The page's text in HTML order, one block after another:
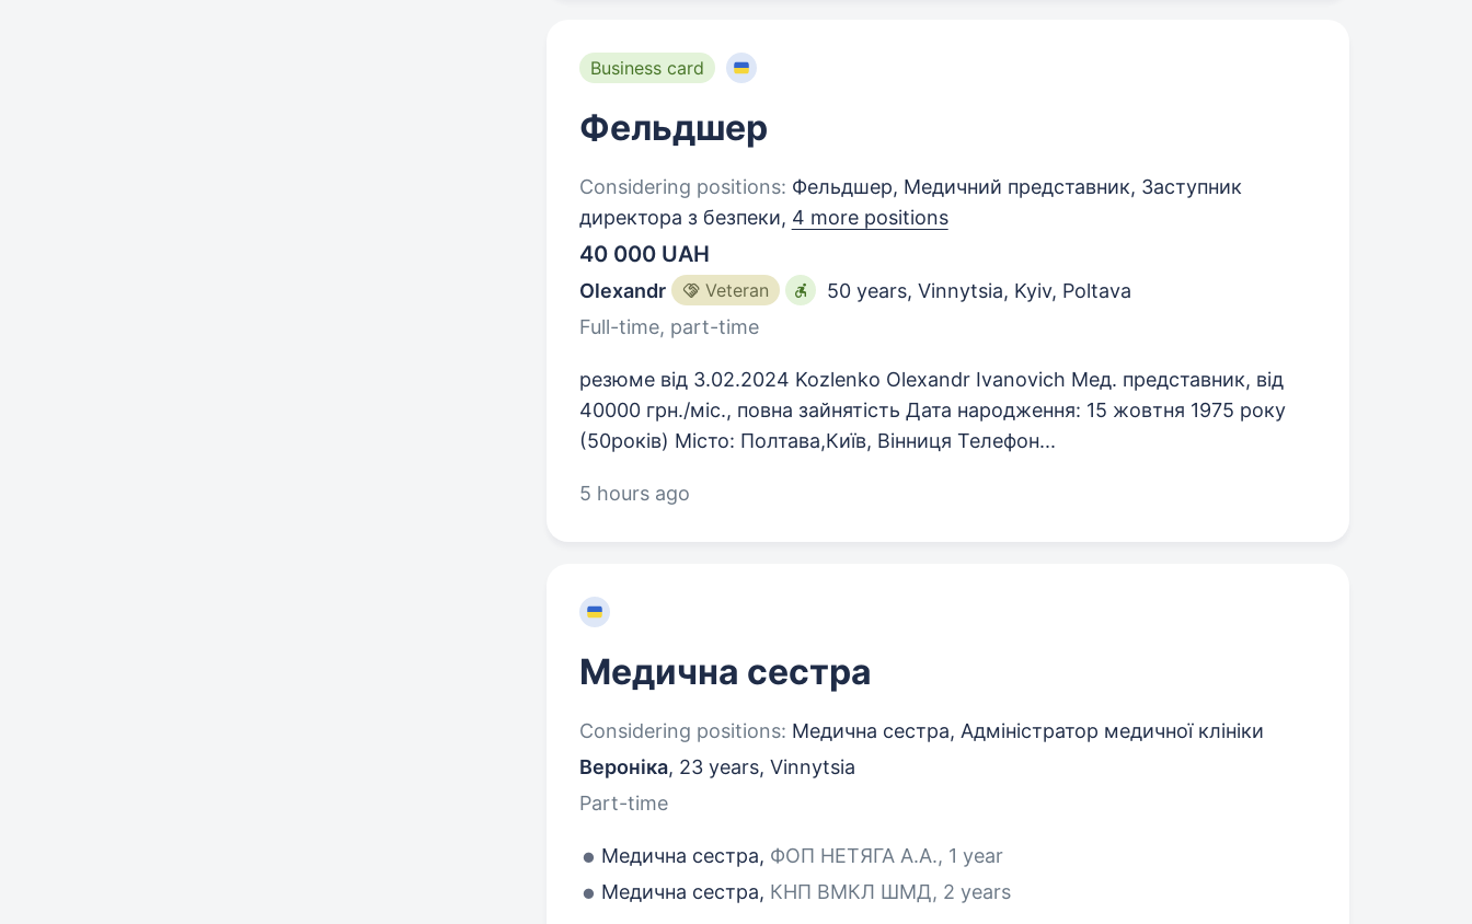
Business card
Фельдшер
Considering positions: Фельдшер, Медичний представник, Заступник
директора з безпеки, 4 more positions
40 000 UAH
Olexandr Veteran 50 years, Vinnytsia, Kyiv, Poltava
Full-time, part-time
резюме від 3.02.2024 Kozlenko Olexandr Ivanovich Мед. представник, від
40000 грн./міс., повна зайнятість Дата народження: 15 жовтня 1975 року
(50років) Місто: Полтава,Київ, Вінниця Телефон...
5 hours ago
Медична сестра
Considering positions: Медична сестра, Адміністратор медичної клініки
Вероніка, 23 years, Vinnytsia
Part-time
Медична сестра, ФОП НЕТЯГА А.А., 1 year
Медична сестра, КНП ВМКЛ ШМД, 2 years